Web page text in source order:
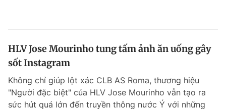
HLV Jose Mourinho tung tấm ảnh ăn uống gây
sốt Instagram
Không chỉ giúp lột xác CLB AS Roma, thương hiệu
"Người đặc biệt" của HLV Jose Mourinho vẫn tạo ra
sức hút quá lớn đến truyền thông nước Ý với những